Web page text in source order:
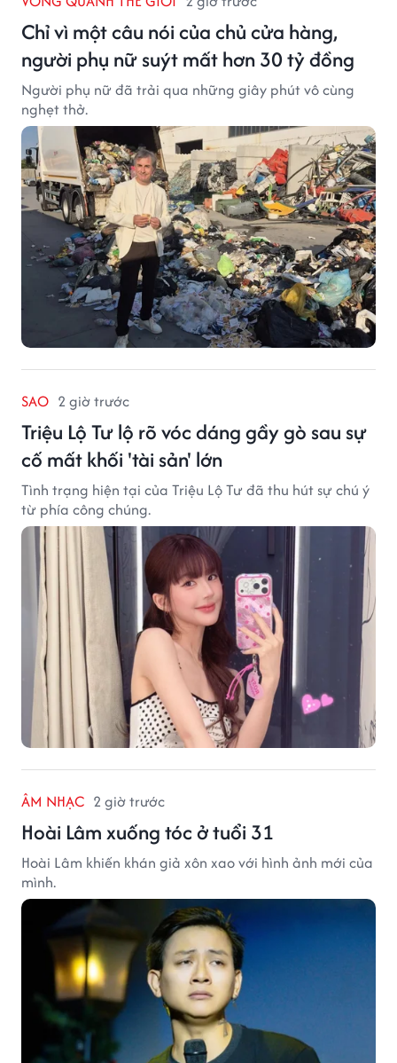
Chỉ vì một câu nói của chủ cửa hàng,
người phụ nữ suýt mất hơn 30 tỷ đồng
Người phụ nữ đã trải qua những giây phút vô cùng
nghẹt thở.
SAO 2 giờ trước
Triệu Lộ Tư lộ rõ vóc dáng gầy gò sau sự
cố mất khối 'tài sản' lớn
Tình trạng hiện tại của Triệu Lộ Tư đã thu hút sự chú ý
từ phía công chúng.
ÂM NHẠC 2 giờ trước
Hoài Lâm xuống tóc ở tuổi 31
Hoài Lâm khiến khán giả xôn xao với hình ảnh mới của
mình.